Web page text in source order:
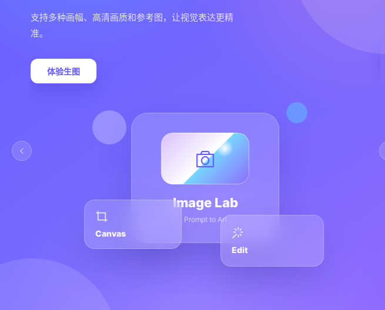
支持多种画幅、高清画质和参考图，让视觉表达更精
准。
体验生图
Image Lab
Prompt to Art
Edit
Canvas